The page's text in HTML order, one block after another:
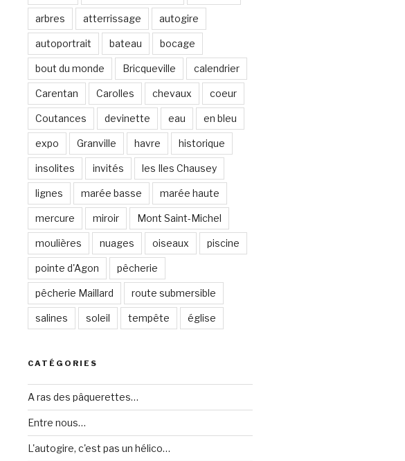
l
arbres atterrissage autogire
autoportrait bateau bocage
bout du monde Bricqueville calendrier
Carentan Carolles chevaux coeur
Coutances devinette eau en bleu
expo Granville havre historique
insolites invités les Iles Chausey
lignes marée basse marée haute
mercure miroir Mont Saint-Michel
moulières nuages oiseaux piscine
pointe d'Agon pêcherie
pêcherie Maillard route submersible
salines soleil tempête église
CATÉGORIES
A ras des pâquerettes…
Entre nous…
L'autogire, c'est pas un hélico…